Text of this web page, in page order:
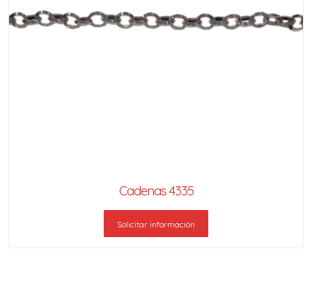
Cadenas 4335
Solicitar información